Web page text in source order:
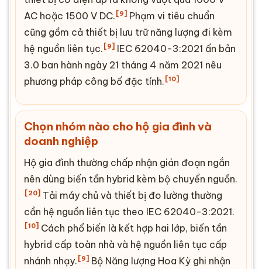
AC hoặc 1500 V DC. [9] Phạm vi tiêu chuẩn
cũng gồm cả thiết bị lưu trữ năng lượng đi kèm
hệ nguồn liên tục. [9] IEC 62040-3:2021 ấn bản
3.0 ban hành ngày 21 tháng 4 năm 2021 nêu
phương pháp công bố đặc tính. [10]
Chọn nhóm nào cho hộ gia đình và
doanh nghiệp
Hộ gia đình thường chấp nhận gián đoạn ngắn
nên dùng biến tần hybrid kèm bộ chuyển nguồn.
[20] Tải máy chủ và thiết bị đo lường thường
cần hệ nguồn liên tục theo IEC 62040-3:2021.
[10] Cách phổ biến là kết hợp hai lớp, biến tần
hybrid cấp toàn nhà và hệ nguồn liên tục cấp
nhánh nhạy. [9] Bộ Năng lượng Hoa Kỳ ghi nhận